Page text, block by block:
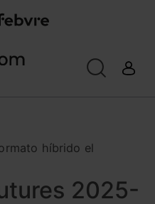
híbrido el
2025-